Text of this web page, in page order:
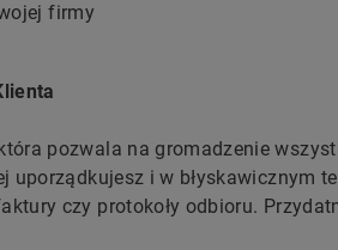
firmy
pozwala na gromadzenie
uporządkujesz i w błyskawicznym
czy protokoły odbioru.